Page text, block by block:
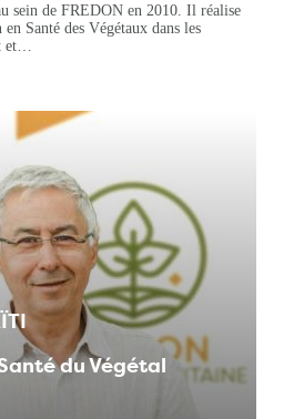
sein de FREDON en 2010. Il réalise
Santé des Végétaux dans les
et…
du Végétal